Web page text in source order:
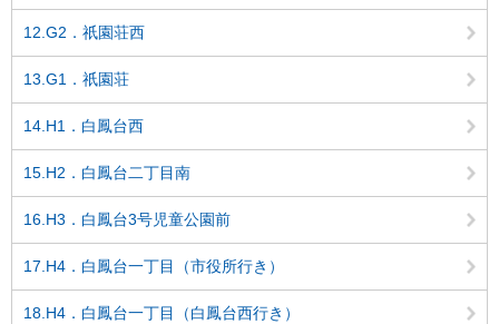
12.G2．祇園荘西
13.G1．祇園荘
14.H1．白鳳台西
15.H2．白鳳台二丁目南
16.H3．白鳳台3号児童公園前
17.H4．白鳳台一丁目（市役所行き）
18.H4．白鳳台一丁目（白鳳台西行き）